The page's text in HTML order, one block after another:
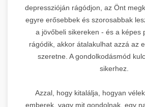
depresszióján rágódjon, az Önt
egyre erősebbek és szorosabbak
a jövőbeli sikereken - és a képes
rágódik, akkor átalakulhat azzá az
szeretne. A gondolkodásmód
sikerhez.
Azzal, hogy kitalálja, hogyan
emberek, vagy mit gondolnak, egy